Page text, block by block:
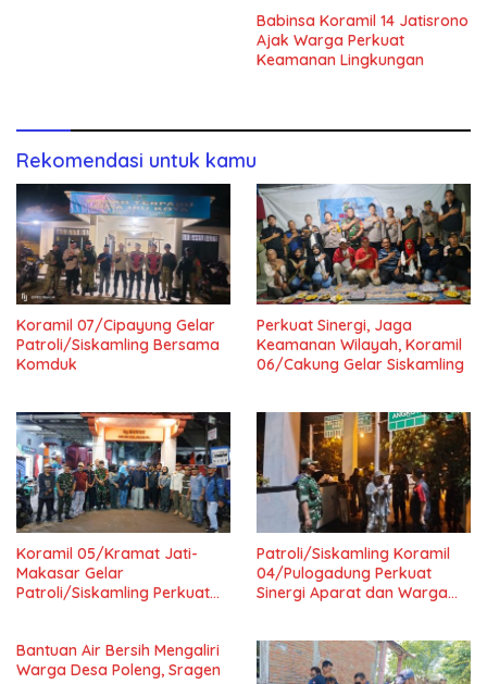
Babinsa Koramil 14 Jatisrono
Ajak Warga Perkuat
Keamanan Lingkungan
Rekomendasi untuk kamu
Koramil 07/Cipayung Gelar
Patroli/Siskamling Bersama
Komduk
Perkuat Sinergi, Jaga
Keamanan Wilayah, Koramil
06/Cakung Gelar Siskamling
Koramil 05/Kramat Jati-
Makasar Gelar
Patroli/Siskamling Perkuat
Patroli/Siskamling Koramil
04/Pulogadung Perkuat
Sinergi Aparat dan Warga
Bantuan Air Bersih Mengaliri
Warga Desa Poleng, Sragen